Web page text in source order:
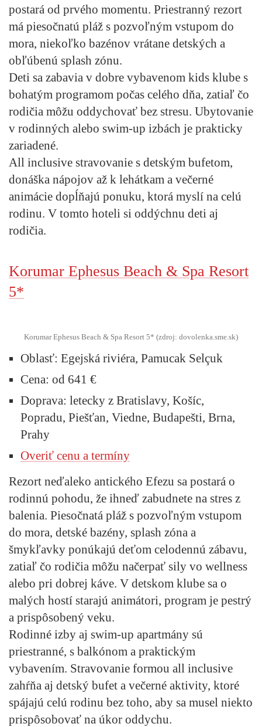
postará od prvého momentu. Priestranný rezort
má piesočnatú pláž s pozvoľným vstupom do
mora, niekoľko bazénov vrátane detských a
obľúbenú splash zónu.
Deti sa zabavia v dobre vybavenom kids klube s
bohatým programom počas celého dňa, zatiaľ čo
rodičia môžu oddychovať bez stresu. Ubytovanie
v rodinných alebo swim-up izbách je prakticky
zariadené.
All inclusive stravovanie s detským bufetom,
donáška nápojov až k lehátkam a večerné
animácie dopĺňajú ponuku, ktorá myslí na celú
rodinu. V tomto hoteli si oddýchnu deti aj
rodičia.
Korumar Ephesus Beach & Spa Resort
5*
Korumar Ephesus Beach & Spa Resort 5* (zdroj: dovolenka.sme.sk)
Oblasť: Egejská riviéra, Pamucak Selçuk
Cena: od 641 €
Doprava: letecky z Bratislavy, Košíc,
Popradu, Piešťan, Viedne, Budapešti, Brna,
Prahy
Overiť cenu a termíny
Rezort neďaleko antického Efezu sa postará o
rodinnú pohodu, že ihneď zabudnete na stres z
balenia. Piesočnatá pláž s pozvoľným vstupom
do mora, detské bazény, splash zóna a
šmykľavky ponúkajú deťom celodennú zábavu,
zatiaľ čo rodičia môžu načerpať sily vo wellness
alebo pri dobrej káve. V detskom klube sa o
malých hostí starajú animátori, program je pestrý
a prispôsobený veku.
Rodinné izby aj swim-up apartmány sú
priestranné, s balkónom a praktickým
vybavením. Stravovanie formou all inclusive
zahŕňa aj detský bufet a večerné aktivity, ktoré
spájajú celú rodinu bez toho, aby sa musel niekto
prispôsobovať na úkor oddychu.